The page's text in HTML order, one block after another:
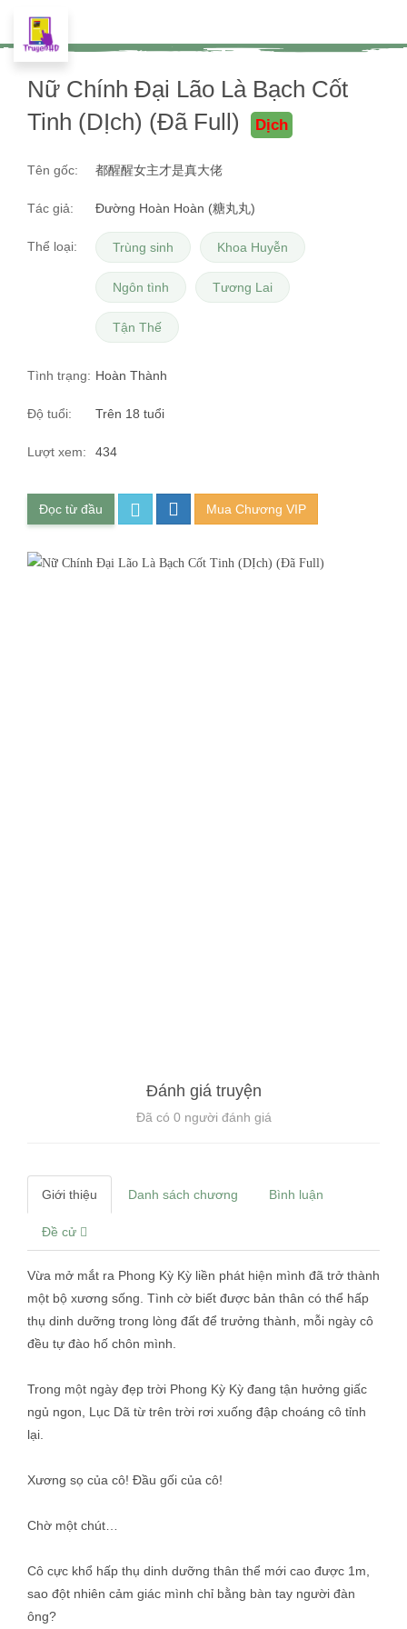
Nữ Chính Đại Lão Là Bạch Cốt
Tinh (DỊch) (Đã Full)
Dịch
Tên gốc: 都醒醒女主才是真大佬
Tác giả: Đường Hoàn Hoàn (糖丸丸)
Thể loại: Trùng sinh Khoa Huyễn
Ngôn tình Tương Lai
Tận Thế
Tình trạng: Hoàn Thành
Độ tuổi: Trên 18 tuổi
Lượt xem: 434
Đọc từ đầu Mua Chương VIP
Đánh giá truyện
Đã có 0 người đánh giá
Giới thiệu Danh sách chương Bình luận
Đề cử
Vừa mở mắt ra Phong Kỳ Kỳ liền phát hiện mình đã trở thành
một bộ xương sống. Tình cờ biết được bản thân có thể hấp
thụ dinh dưỡng trong lòng đất để trưởng thành, mỗi ngày cô
đều tự đào hố chôn mình.
Trong một ngày đẹp trời Phong Kỳ Kỳ đang tận hưởng giấc
ngủ ngon, Lục Dã từ trên trời rơi xuống đập choáng cô tỉnh
lại.
Xương sọ của cô! Đầu gối của cô!
Chờ một chút…
Cô cực khổ hấp thụ dinh dưỡng thân thể mới cao được 1m,
sao đột nhiên cảm giác mình chỉ bằng bàn tay người đàn
ông?